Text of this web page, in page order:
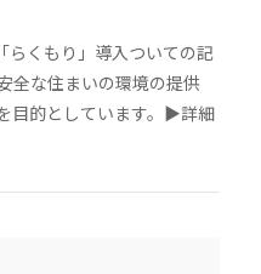
らくもり」導入ついての記
全な住まいの環境の提供
目的としています。▶︎詳細